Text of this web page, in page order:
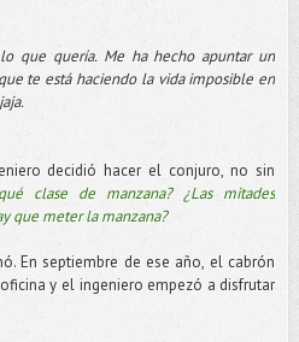
que quería. Me ha hecho apuntar un
te está haciendo la vida imposible en
decidió hacer el conjuro, no sin
clase de manzana? ¿Las mitades
que meter la manzana?
En septiembre de ese año, el cabrón
y el ingeniero empezó a disfrutar